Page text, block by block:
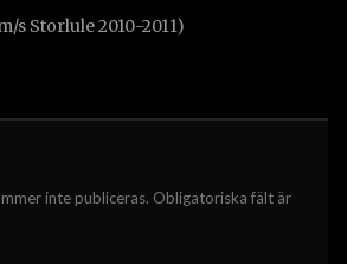
s Storlule 2010-2011)
inte publiceras. Obligatoriska fält är